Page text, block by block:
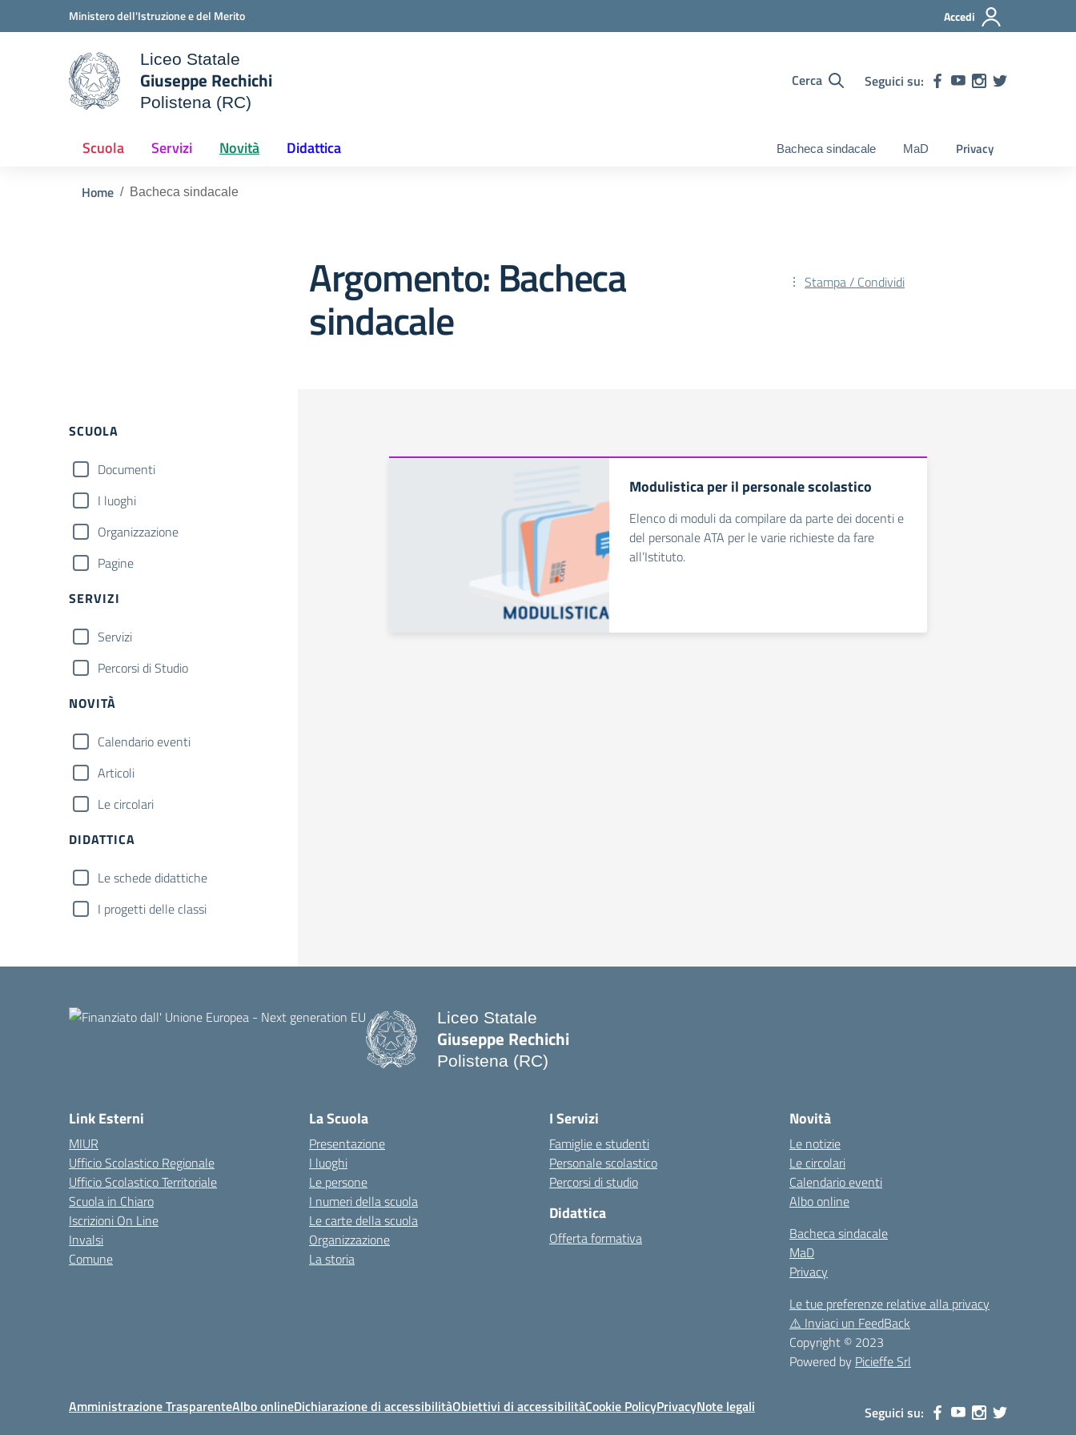
Vai ai contenuti
Vai al menu di navigazioneMinistero dell'Istruzione e del Merito Accedi
della scuola
Liceo Statale
Giuseppe Rechichi
Polistena (RC)
Cerca Seguici su:
Scuola Servizi Novità Didattica Bacheca sindacale MaD Privacy
Home Bacheca sindacale
Argomento: Bacheca
sindacale
Stampa / Condividi
Filtri
SCUOLA
Documenti
I luoghi
Organizzazione
Pagine
SERVIZI
Servizi
Percorsi di Studio
NOVITÀ
Calendario eventi
Articoli
Le circolari
DIDATTICA
Le schede didattiche
I progetti delle classi
Modulistica per il personale scolastico
Elenco di moduli da compilare da parte dei docenti e
del personale ATA per le varie richieste da fare
all’Istituto.
Liceo Statale
Giuseppe Rechichi
Polistena (RC)
Link Esterni
MIUR
Ufficio Scolastico Regionale
Ufficio Scolastico Territoriale
Scuola in Chiaro
Iscrizioni On Line
Invalsi
Comune
La Scuola
Presentazione
I luoghi
Le persone
I numeri della scuola
Le carte della scuola
Organizzazione
La storia
I Servizi
Famiglie e studenti
Personale scolastico
Percorsi di studio
Didattica
Offerta formativa
Novità
Le notizie
Le circolari
Calendario eventi
Albo online
Bacheca sindacale
MaD
Privacy
Le tue preferenze relative alla privacy
⚠️ Inviaci un FeedBack
Copyright © 2023
Powered by Picieffe Srl
Amministrazione TrasparenteAlbo onlineDichiarazione di accessibilitàObiettivi di accessibilitàCookie PolicyPrivacyNote legali Seguici su: